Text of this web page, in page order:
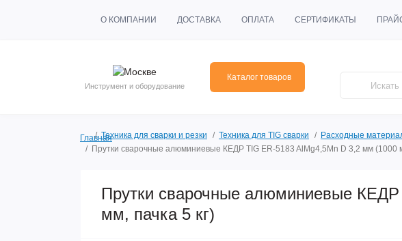
О КОМПАНИИ ДОСТАВКА ОПЛАТА СЕРТИФИКАТЫ
Инструмент и оборудование
Каталог товаров
ГлавнаяТехника для сварки и резки Техника для TIG сварки Расходные
Прутки сварочные алюминиевые КЕДР TIG ER-5183 AlMg4,5Mn D 3,2 мм (1000
Прутки сварочные алюминиевые
мм, пачка 5 кг)